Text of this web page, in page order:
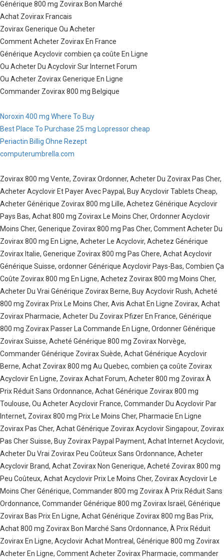
Générique 800 mg Zovirax Bon Marché
Achat Zovirax Francais
Zovirax Generique Ou Acheter
Comment Acheter Zovirax En France
Générique Acyclovir combien ça coûte En Ligne
Ou Acheter Du Acyclovir Sur Internet Forum
Ou Acheter Zovirax Generique En Ligne
Commander Zovirax 800 mg Belgique
Noroxin 400 mg Where To Buy
Best Place To Purchase 25 mg Lopressor cheap
Periactin Billig Ohne Rezept
computerumbrella.com
Zovirax 800 mg Vente, Zovirax Ordonner, Acheter Du Zovirax Pas Cher,
Acheter Acyclovir Et Payer Avec Paypal, Buy Acyclovir Tablets Cheap,
Acheter Générique Zovirax 800 mg Lille, Achetez Générique Acyclovir
Pays Bas, Achat 800 mg Zovirax Le Moins Cher, Ordonner Acyclovir
Moins Cher, Generique Zovirax 800 mg Pas Cher, Comment Acheter Du
Zovirax 800 mg En Ligne, Acheter Le Acyclovir, Achetez Générique
Zovirax Italie, Generique Zovirax 800 mg Pas Chere, Achat Acyclovir
Générique Suisse, ordonner Générique Acyclovir Pays-Bas, Combien Ça
Coûte Zovirax 800 mg En Ligne, Achetez Zovirax 800 mg Moins Cher,
Acheter Du Vrai Générique Zovirax Berne, Buy Acyclovir Rush, Acheté
800 mg Zovirax Prix Le Moins Cher, Avis Achat En Ligne Zovirax, Achat
Zovirax Pharmacie, Acheter Du Zovirax Pfizer En France, Générique
800 mg Zovirax Passer La Commande En Ligne, Ordonner Générique
Zovirax Suisse, Acheté Générique 800 mg Zovirax Norvège,
Commander Générique Zovirax Suède, Achat Générique Acyclovir
Berne, Achat Zovirax 800 mg Au Quebec, combien ça coûte Zovirax
Acyclovir En Ligne, Zovirax Achat Forum, Acheter 800 mg Zovirax À
Prix Réduit Sans Ordonnance, Achat Générique Zovirax 800 mg
Toulouse, Ou Acheter Acyclovir France, Commander Du Acyclovir Par
Internet, Zovirax 800 mg Prix Le Moins Cher, Pharmacie En Ligne
Zovirax Pas Cher, Achat Générique Zovirax Acyclovir Singapour, Zovirax
Pas Cher Suisse, Buy Zovirax Paypal Payment, Achat Internet Acyclovir,
Acheter Du Vrai Zovirax Peu Coûteux Sans Ordonnance, Acheter
Acyclovir Brand, Achat Zovirax Non Generique, Acheté Zovirax 800 mg
Peu Coûteux, Achat Acyclovir Prix Le Moins Cher, Zovirax Acyclovir Le
Moins Cher Générique, Commander 800 mg Zovirax À Prix Réduit Sans
Ordonnance, Commander Générique 800 mg Zovirax Israël, Générique
Zovirax Bas Prix En Ligne, Achat Générique Zovirax 800 mg Bas Prix,
Achat 800 mg Zovirax Bon Marché Sans Ordonnance, À Prix Réduit
Zovirax En Ligne, Acyclovir Achat Montreal, Générique 800 mg Zovirax
Acheter En Ligne, Comment Acheter Zovirax Pharmacie, commander